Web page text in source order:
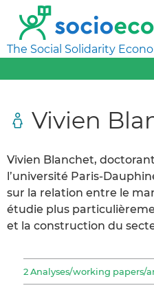
The Social Solidarity
Vivien
Vivien Blanchet,
l’université Paris-
sur la relation entre le
étudie plus
et la construction du
2 Analyses/working papers/